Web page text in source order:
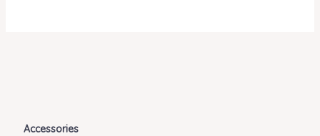
Accessories